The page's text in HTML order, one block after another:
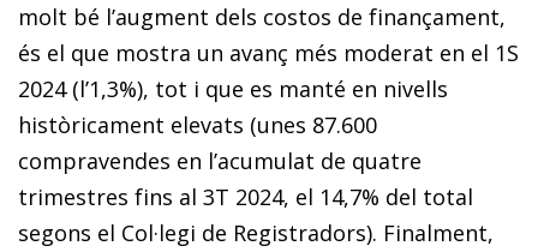
molt bé l’augment dels costos de finançament,
és el que mostra un avanç més moderat en el 1S
2024 (l’1,3%), tot i que es manté en nivells
històricament elevats (unes 87.600
compravendes en l’acumulat de quatre
trimestres fins al 3T 2024, el 14,7% del total
segons el Col·legi de Registradors). Finalment,